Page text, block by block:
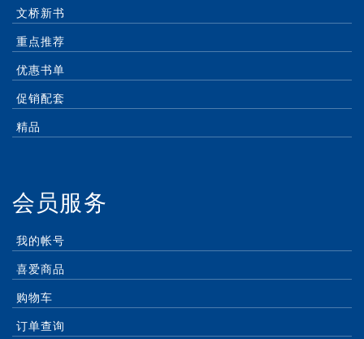
文桥新书
重点推荐
优惠书单
促销配套
精品
会员服务
我的帐号
喜爱商品
购物车
订单查询